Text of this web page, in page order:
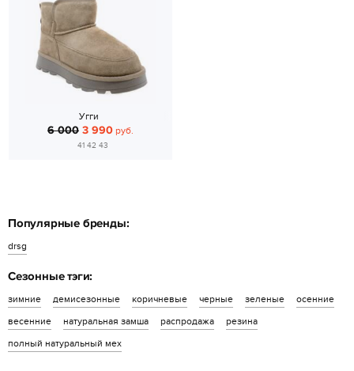
Угги
6 000 3 990 руб.
41 42 43
Популярные бренды:
drsg
Сезонные тэги:
зимние демисезонные коричневые черные зеленые
осенние
весенние
натуральная замша распродажа
резина
полный натуральный мех